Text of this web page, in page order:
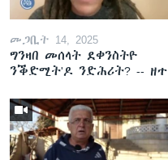
መጋቢት 14, 2025
ግንዛበ መሰላት ደቀንስትዮ
ንቕድሚት'ዶ ንድሕሪት? -- ዘተ